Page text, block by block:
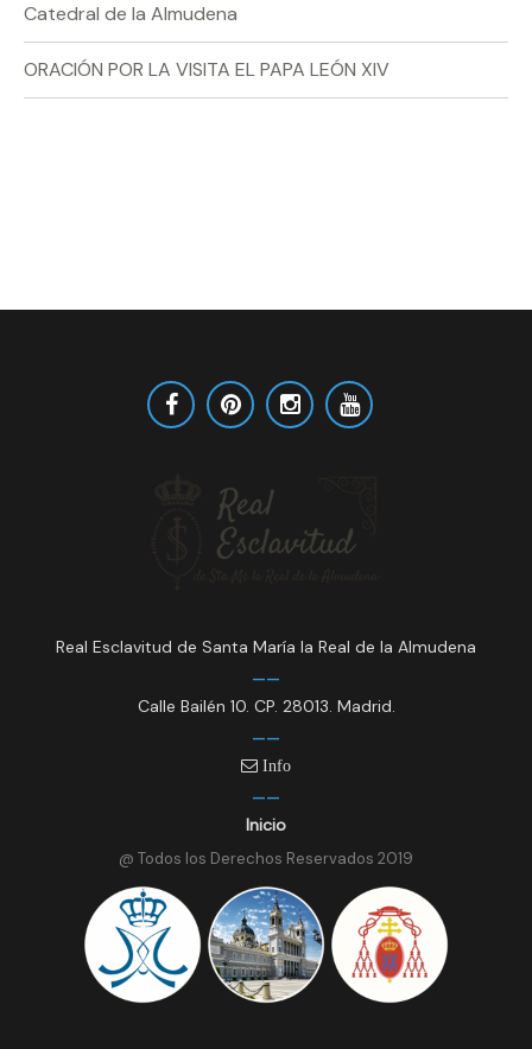
Catedral de la Almudena
ORACIÓN POR LA VISITA EL PAPA LEÓN XIV
Real Esclavitud de Santa María la Real de la Almudena
Calle Bailén 10. CP. 28013. Madrid.
Info
Inicio
@ Todos los Derechos Reservados 2019